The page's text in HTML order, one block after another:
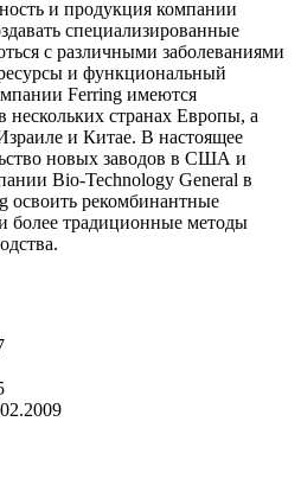
и продукция компании
специализированные
с различными заболеваниями
и функциональный
Ferring имеются
нескольких странах Европы, а
и Китае. В настоящее
новых заводов в США и
Bio-Technology General в
освоить рекомбинантные
более традиционные методы